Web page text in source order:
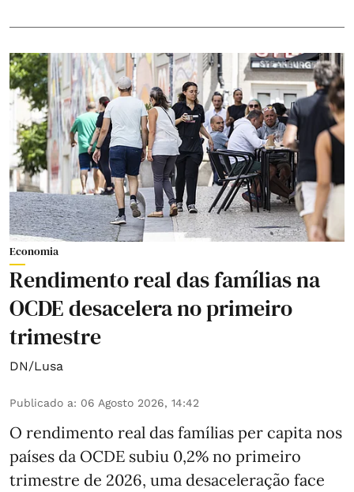
Economia
Rendimento real das famílias na
OCDE desacelera no primeiro
trimestre
DN/Lusa
Publicado a: 06 Agosto 2026, 14:42
O rendimento real das famílias per capita nos
países da OCDE subiu 0,2% no primeiro
trimestre de 2026, uma desaceleração face